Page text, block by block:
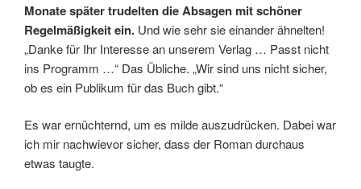
Monate später trudelten die Absagen mit schöner
Regelmäßigkeit ein. Und wie sehr sie einander ähnelten!
„Danke für Ihr Interesse an unserem Verlag … Passt nicht
ins Programm …“ Das Übliche. „Wir sind uns nicht sicher,
ob es ein Publikum für das Buch gibt.“
Es war ernüchternd, um es milde auszudrücken. Dabei war
ich mir nachwievor sicher, dass der Roman durchaus
etwas taugte.